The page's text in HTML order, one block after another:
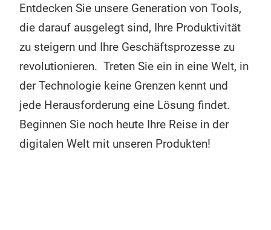
Entdecken Sie unsere Generation von Tools,
die darauf ausgelegt sind, Ihre Produktivität
zu steigern und Ihre Geschäftsprozesse zu
revolutionieren. Treten Sie ein in eine Welt, in
der Technologie keine Grenzen kennt und
jede Herausforderung eine Lösung findet.
Beginnen Sie noch heute Ihre Reise in der
digitalen Welt mit unseren Produkten!